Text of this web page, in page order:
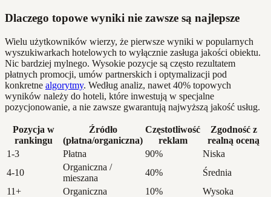
Dlaczego topowe wyniki nie zawsze są najlepsze
Wielu użytkowników wierzy, że pierwsze wyniki w popularnych
wyszukiwarkach hotelowych to wyłącznie zasługa jakości obiektu.
Nic bardziej mylnego. Wysokie pozycje są często rezultatem
płatnych promocji, umów partnerskich i optymalizacji pod
konkretne algorytmy. Według analiz, nawet 40% topowych
wyników należy do hoteli, które inwestują w specjalne
pozycjonowanie, a nie zawsze gwarantują najwyższą jakość usług.
Pozycja w
rankingu
Źródło
(płatna/organiczna)
Częstotliwość
reklam
Zgodność z
realną oceną
1-3
Płatna 90%
Niska
4-10
Organiczna /
mieszana
40%
Średnia
11+
Organiczna 10% Wysoka